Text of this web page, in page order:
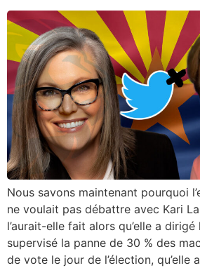
Nous savons maintenant pourquoi
ne voulait pas débattre avec Kari
l’aurait-elle fait alors qu’elle a dirigé
supervisé la panne de 30 % des
de vote le jour de l’élection, qu’elle